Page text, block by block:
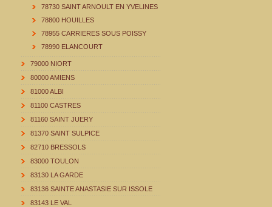
78730 SAINT ARNOULT EN YVELINES
78800 HOUILLES
78955 CARRIERES SOUS POISSY
78990 ELANCOURT
79000 NIORT
80000 AMIENS
81000 ALBI
81100 CASTRES
81160 SAINT JUERY
81370 SAINT SULPICE
82710 BRESSOLS
83000 TOULON
83130 LA GARDE
83136 SAINTE ANASTASIE SUR ISSOLE
83143 LE VAL